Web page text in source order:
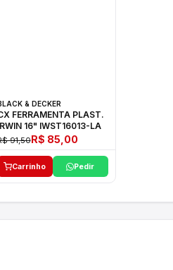
& DECKER
FERRAMENTA PLAST.
IRWIN 16" IWST16013-LA
91,50R$ 85,00
Carrinho Pedir